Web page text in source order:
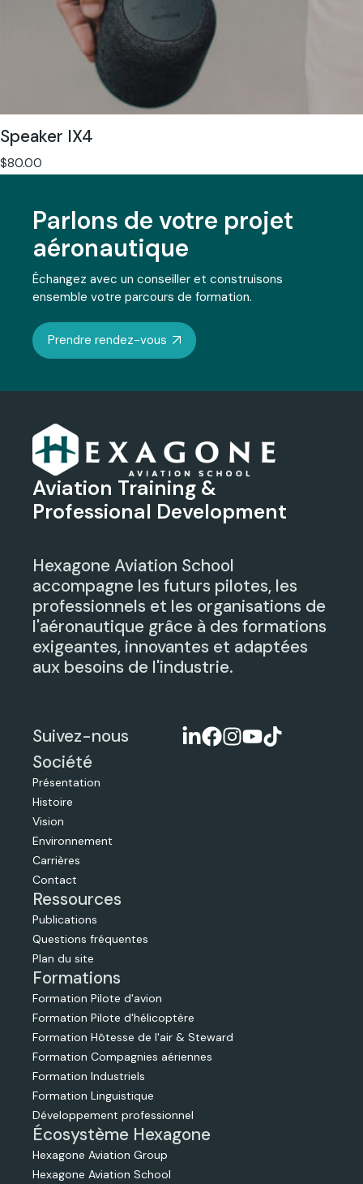
Speaker IX4
$80.00
Parlons de votre projet
aéronautique
Échangez avec un conseiller et construisons
ensemble votre parcours de formation.
Prendre rendez-vous
Aviation Training &
Professional Development
Hexagone Aviation School
accompagne les futurs pilotes, les
professionnels et les organisations de
l'aéronautique grâce à des formations
exigeantes, innovantes et adaptées
aux besoins de l'industrie.
Suivez-nous
Société
Présentation
Histoire
Vision
Environnement
Carrières
Contact
Ressources
Publications
Questions fréquentes
Plan du site
Formations
Formation Pilote d'avion
Formation Pilote d'hélicoptère
Formation Hôtesse de l'air & Steward
Formation Compagnies aériennes
Formation Industriels
Formation Linguistique
Développement professionnel
Écosystème Hexagone
Hexagone Aviation Group
Hexagone Aviation School